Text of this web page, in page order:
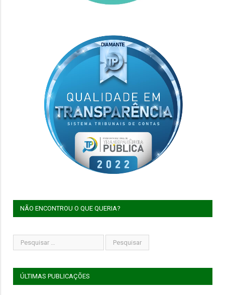
NÃO ENCONTROU O QUE QUERIA?
ÚLTIMAS PUBLICAÇÕES